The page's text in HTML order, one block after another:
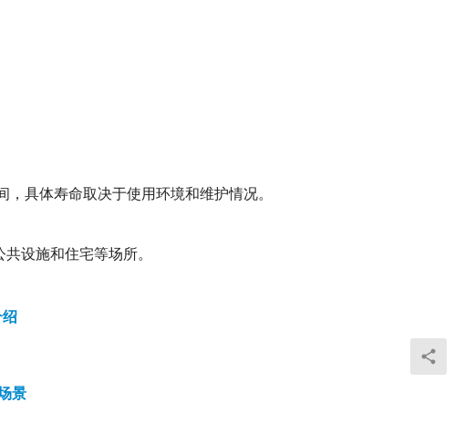
具体寿命取决于使用环境和维护情况。
设施和住宅等场所。
景